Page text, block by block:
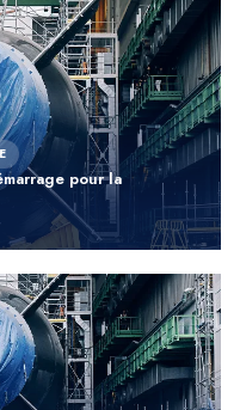
pour la